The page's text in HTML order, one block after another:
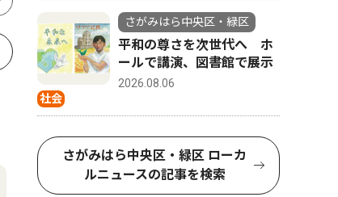
社会
さがみはら中央区・緑区
平和の尊さを次世代へ ホ
ールで講演、図書館で展示
2026.08.06
さがみはら中央区・緑区 ローカ
ルニュースの記事を検索